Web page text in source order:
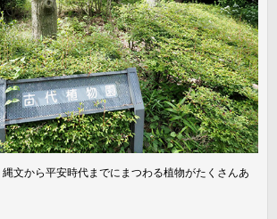
縄文から平安時代までにまつわる植物がたくさんあ